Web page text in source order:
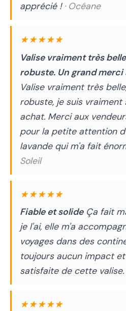
apprécié ! · Océane
★★★★★
Valise vraiment très
robuste. Un grand merci
Valise vraiment très
robuste, je suis
achat. Merci aux
pour la petite attention
lavande qui m'a fait
Soleil
★★★★★
Fiable et solideÇa fait
je l'ai, elle m'a
voyages dans des
toujours aucun impact
satisfaite de cette valise.
★★★★★